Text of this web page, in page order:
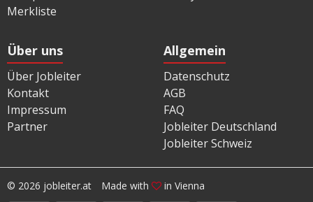
Merkliste
Über uns
Über Jobleiter
Kontakt
Impressum
Partner
Allgemein
Datenschutz
AGB
FAQ
Jobleiter Deutschland
Jobleiter Schweiz
© 2026 jobleiter.at Made with in Vienna